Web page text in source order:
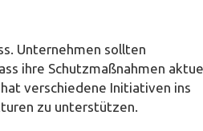
Unternehmen sollten
ihre Schutzmaßnahmen
verschiedene Initiativen ins
zu unterstützen.